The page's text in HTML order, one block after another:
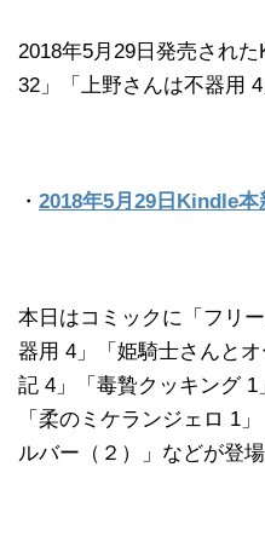
2018年5月29日発売され
32」「上野さんは不器用 4
・ 2018年5月29日Kindle本
本日はコミックに「フリ
器用 4」「姫騎士さんと
記 4」「毒贄クッキング 1
「柔のミケランジェロ 1
ルバー（２）」などが登場